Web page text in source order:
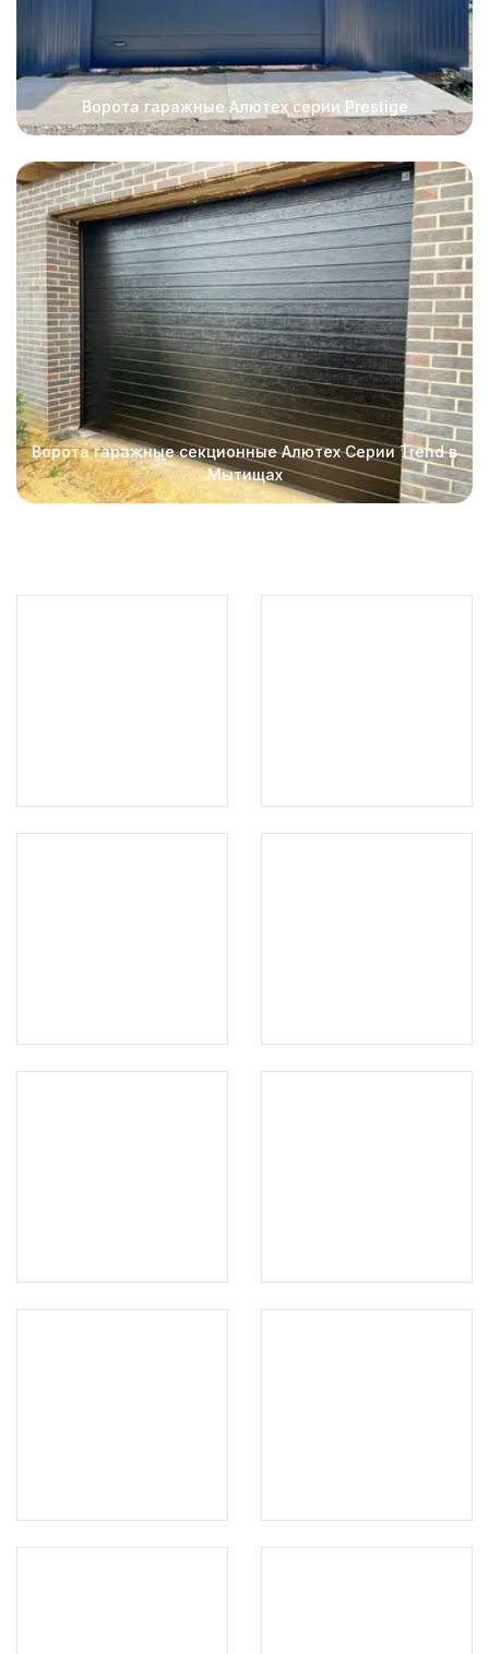
Ворота гаражные Алютех серии Prestige
Ворота гаражные секционные Алютех Серии Trend в
Мытищах